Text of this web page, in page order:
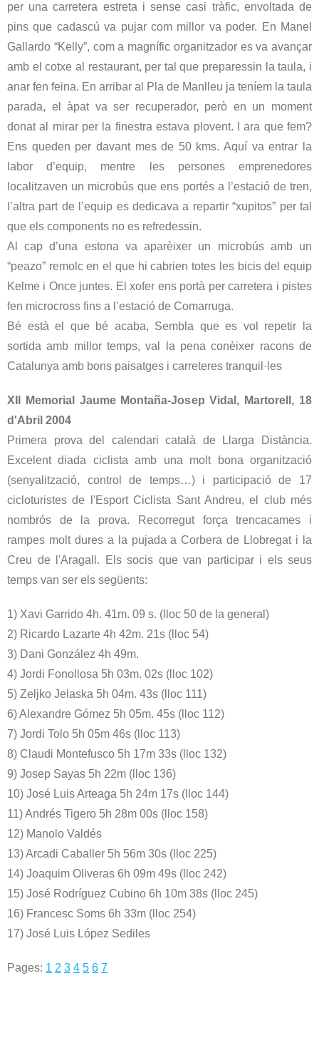
per una carretera estreta i sense casi tràfic, envoltada de
pins que cadascú va pujar com millor va poder. En Manel
Gallardo “Kelly”, com a magnífic organitzador es va avançar
amb el cotxe al restaurant, per tal que preparessin la taula, i
anar fen feina. En arribar al Pla de Manlleu ja teníem la taula
parada, el àpat va ser recuperador, però en un moment
donat al mirar per la finestra estava plovent. I ara que fem?
Ens queden per davant mes de 50 kms. Aquí va entrar la
labor d’equip, mentre les persones emprenedores
localitzaven un microbús que ens portés a l’estació de tren,
l’altra part de l’equip es dedicava a repartir “xupitos” per tal
que els components no es refredessin.
Al cap d’una estona va aparèixer un microbús amb un
“peazo” remolc en el que hi cabrien totes les bicis del equip
Kelme i Once juntes. El xofer ens portà per carretera i pistes
fen microcross fins a l’estació de Comarruga.
Bé està el que bé acaba, Sembla que es vol repetir la
sortida amb millor temps, val la pena conèixer racons de
Catalunya amb bons paisatges i carreteres tranquil·les
XII Memorial Jaume Montaña-Josep Vidal, Martorell, 18
d'Abril 2004
Primera prova del calendari català de Llarga Distància.
Excelent diada ciclista amb una molt bona organització
(senyalització, control de temps…) i participació de 17
cicloturistes de l'Esport Ciclista Sant Andreu, el club més
nombrós de la prova. Recorregut força trencacames i
rampes molt dures a la pujada a Corbera de Llobregat i la
Creu de l'Aragall. Els socis que van participar i els seus
temps van ser els següents:
1) Xavi Garrido 4h. 41m. 09 s. (lloc 50 de la general)
2) Ricardo Lazarte 4h 42m. 21s (lloc 54)
3) Dani González 4h 49m.
4) Jordi Fonollosa 5h 03m. 02s (lloc 102)
5) Zeljko Jelaska 5h 04m. 43s (lloc 111)
6) Alexandre Gómez 5h 05m. 45s (lloc 112)
7) Jordi Tolo 5h 05m 46s (lloc 113)
8) Claudi Montefusco 5h 17m 33s (lloc 132)
9) Josep Sayas 5h 22m (lloc 136)
10) José Luis Arteaga 5h 24m 17s (lloc 144)
11) Andrés Tigero 5h 28m 00s (lloc 158)
12) Manolo Valdés
13) Arcadi Caballer 5h 56m 30s (lloc 225)
14) Joaquim Oliveras 6h 09m 49s (lloc 242)
15) José Rodríguez Cubino 6h 10m 38s (lloc 245)
16) Francesc Soms 6h 33m (lloc 254)
17) José Luis López Sediles
Pages: 1 2 3 4 5 6 7